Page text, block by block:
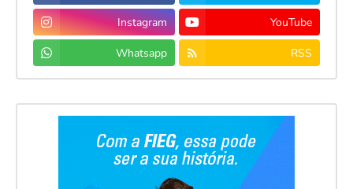
Instagram YouTube
Whatsapp RSS